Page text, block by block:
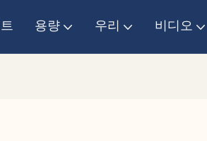
용량 우리 비디오